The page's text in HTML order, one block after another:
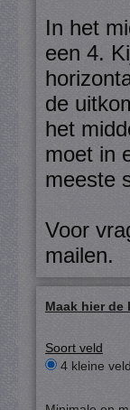
In het
een 4.
de
het
moet in
meeste
Voor
mailen.
Maak hier de
Soort veld
4 kleine